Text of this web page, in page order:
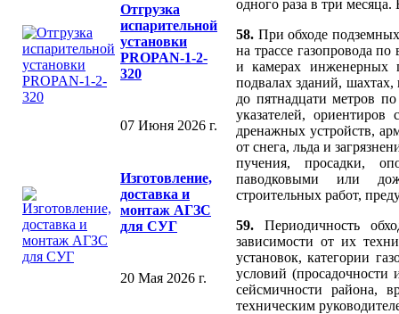
Отгрузка
испарительной
установки
PROPAN-1-2-
320
07 Июня 2026 г.
Изготовление,
доставка и
монтаж АГЗС
для СУГ
20 Мая 2026 г.
одного раза в три
58. При обходе
на трассе газопровода
и камерах инженерных
подвалах зданий,
до пятнадцати метров
указателей,
дренажных устройств,
от снега, льда и
пучения, просадки,
паводковыми или
строительных работ,
59. Периодичность
зависимости от их
установок, категории
условий (просадочности
сейсмичности района,
техническим